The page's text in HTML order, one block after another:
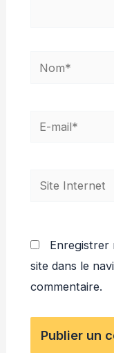
Nom*
E-
Site
Enregistrer
site dans le
commentaire.